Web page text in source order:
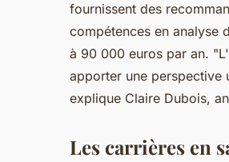
fournissent des
compétences en analyse
à 90 000 euros par an.
apporter une perspective
explique Claire Dubois,
Les carrières en